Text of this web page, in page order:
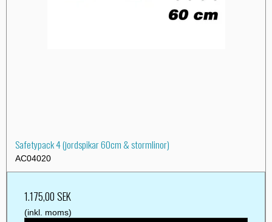
Safetypack 4 (jordspikar 60cm & stormlinor)
AC04020
1.175,00 SEK
(inkl. moms)